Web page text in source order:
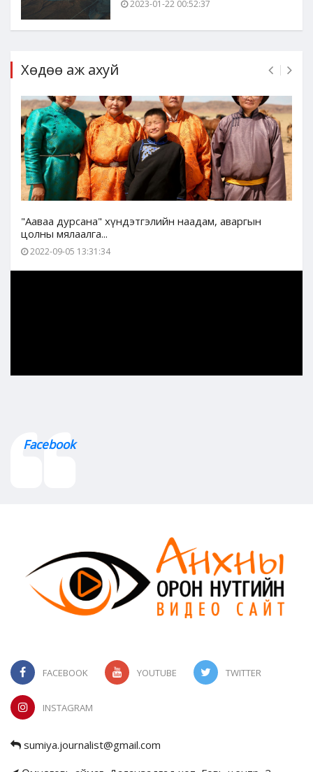
2023-01-22 00:52:37
Хөдөө аж ахуй
"Ааваа дурсана" хүндэтгэлийн наадам, аваргын
цолны мялаалга...
2022-09-05 13:31:34
Facebook
FACEBOOK YOUTUBE TWITTER
INSTAGRAM
sumiya.journalist@gmail.com